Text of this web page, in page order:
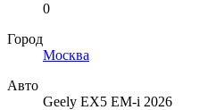
0
Город
Москва
Авто
Geely EX5 EM-i 2026